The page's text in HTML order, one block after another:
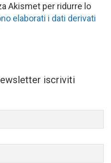
Akismet per ridurre lo
elaborati i dati derivati
iscriviti